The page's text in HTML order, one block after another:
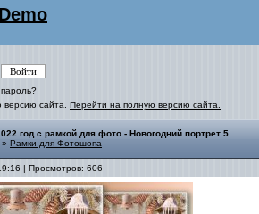
сайта. Перейти на полную версию сайта.
год с рамкой для фото - Новогодний портрет 5
» Рамки для Фотошопа
| Просмотров: 606